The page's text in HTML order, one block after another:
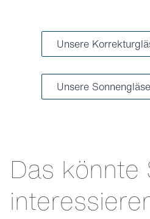
Unsere
Unsere
Das könnte